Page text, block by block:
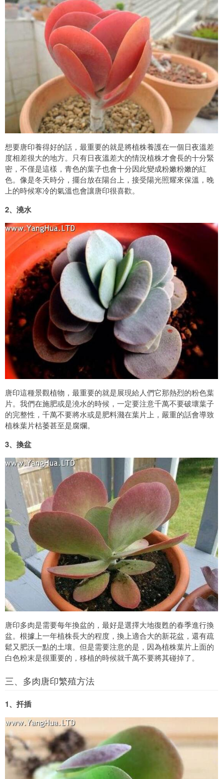
想要唐印養得好的話，最重要的就是將植株養護在一個日夜溫差
度相差很大的地方。只有日夜溫差大的情況植株才會長的十分緊
密，不僅是這樣，青色的葉子也會十分因此變成粉嫩粉嫩的紅
色。像是冬天時分，擺台放在陽台上，接受陽光照耀來保溫，晚
上的時候寒冷的氣溫也會讓唐印很喜歡。
2、澆水
唐印這種景觀植物，最重要的就是展現給人們它那熱烈的粉色葉
片。我們在施肥或是澆水的時候，一定要注意千萬不要破壞葉子
的完整性，千萬不要將水或是肥料濺在葉片上，嚴重的話會導致
植株葉片枯萎甚至是腐爛。
3、換盆
唐印多肉是需要每年換盆的，最好是選擇大地復甦的春季進行換
盆。根據上一年植株長大的程度，換上適合大的新花盆，還有疏
鬆又肥沃一點的土壤。但是需要注意的是，因為植株葉片上面的
白色粉末是很重要的，移植的時候就千萬不要將其碰掉了。
三、多肉唐印繁殖方法
1、扦插